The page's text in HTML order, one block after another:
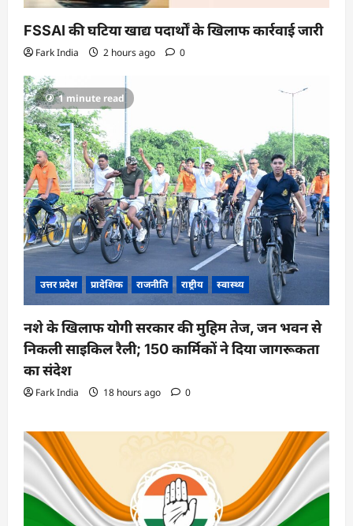
FSSAI की घटिया खाद्य पदार्थों के खिलाफ कार्रवाई जारी
Fark India 2 hours ago 0
1 minute read
उत्तर प्रदेश प्रादेशिक राजनीति राष्ट्रीय स्वास्थ्य
नशे के खिलाफ योगी सरकार की मुहिम तेज, जन भवन से
निकली साइकिल रैली; 150 कार्मिकों ने दिया जागरूकता
का संदेश
Fark India 18 hours ago 0